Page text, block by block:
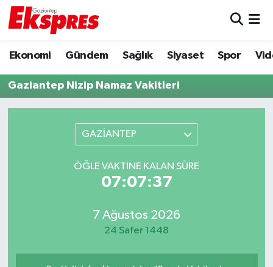
Ekonomi Gündem Sağlık Siyaset Spor
Gaziantep Nizip Namaz Vakitleri
GAZİANTEP
ÖĞLE VAKTINE KALAN SÜRE
07:07:37
7 Ağustos 2026
24 Safer 1448
Ekonomi
Gaziantep son dakika
Gündem
Magazin
Trafik Durumu
Puan Durumu ve Fikstür
Tüm Manşetler
Son Dakika Haberleri